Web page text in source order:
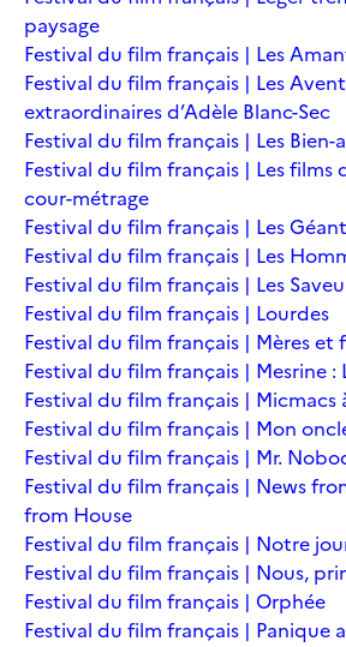
paysage
Festival du film français | Les
Festival du film français | Les
extraordinaires d’Adèle Blanc-Sec
Festival du film français | Les Bien-
Festival du film français | Les films
cour-métrage
Festival du film français | Les
Festival du film français | Les
Festival du film français | Les
Festival du film français | Lourdes
Festival du film français | Mères et
Festival du film français | Mesrine :
Festival du film français | Micmacs
Festival du film français | Mon
Festival du film français | Mr.
Festival du film français | News
from House
Festival du film français | Notre
Festival du film français | Nous,
Festival du film français | Orphée
Festival du film français | Panique